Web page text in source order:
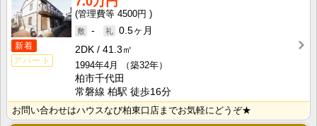
新着
アパート
4500円
-
0.5ヶ月
2DK
41.3㎡
1994年4月
（築32年）
柏市千代田
常磐線 柏駅 徒歩16分
お問い合わせはハウスなび柏東口店までお気軽にどうぞ★